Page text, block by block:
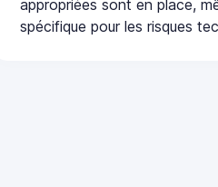
appropriées sont en place,
spécifique pour les risques